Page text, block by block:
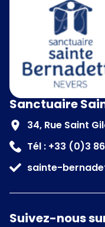
Sanctuaire
34, Rue Saint
Tél : +33 (0)3
sainte-
Suivez-nous